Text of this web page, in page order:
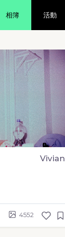
相簿 活動
Vivian
4552